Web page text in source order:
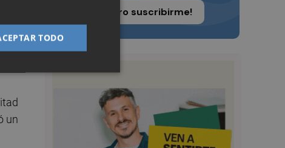
¡Quiero suscribirme!
un
TODO